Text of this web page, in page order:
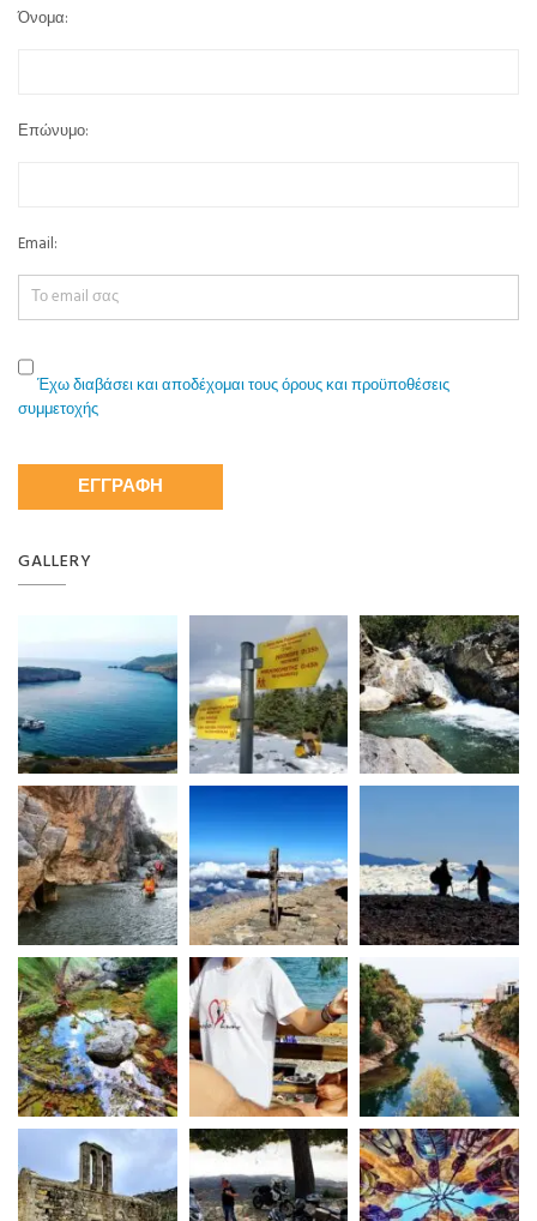
Όνομα:
Επώνυμο:
Email:
Έχω διαβάσει και αποδέχομαι τους όρους και προϋποθέσεις
συμμετοχής
GALLERY